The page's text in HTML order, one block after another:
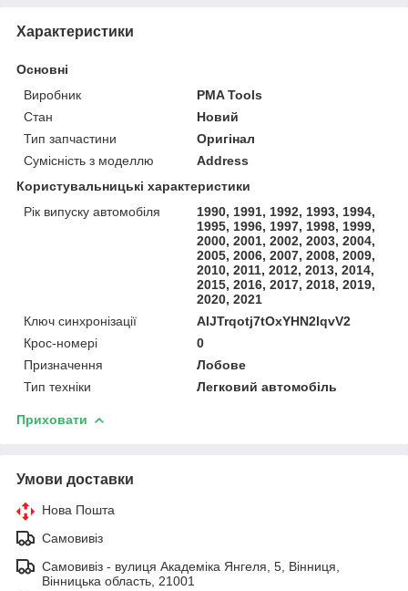
Характеристики
Основні
Виробник
PMA Tools
Стан
Новий
Тип запчастини
Оригінал
Сумісність з моделлю
Address
Користувальницькі характеристики
Рік випуску автомобіля
1990, 1991, 1992, 1993, 1994,
1995, 1996, 1997, 1998, 1999,
2000, 2001, 2002, 2003, 2004,
2005, 2006, 2007, 2008, 2009,
2010, 2011, 2012, 2013, 2014,
2015, 2016, 2017, 2018, 2019,
2020, 2021
Ключ синхронізації
AlJTrqotj7tOxYHN2IqvV2
Крос-номері
0
Призначення
Лобове
Тип техніки
Легковий автомобіль
Приховати
Умови доставки
Нова Пошта
Самовивіз
Самовивіз - вулиця Академіка Янгеля, 5, Вінниця,
Вінницька область, 21001